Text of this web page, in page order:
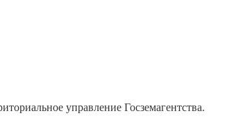
управление Госземагентства.